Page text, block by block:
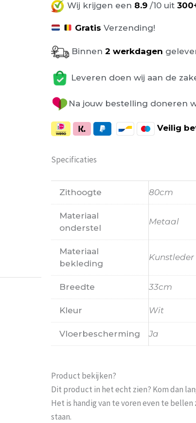
Probeer het nog sneller te laten
moeten wachten En pakketdienst
Zwijndrecht -21
Wij krijgen een 8.9 /10 uit
Gratis Verzending!
Binnen 2 werkdagen
Leveren doen wij aan de
Na jouw bestelling doneren
Veilig
Specificaties
Zithoogte 80cm
Materiaal
onderstel
Metaal
Materiaal
bekleding
Kunstleder
Breedte 33cm
Kleur Wit
Vloerbescherming Ja
Product bekijken?
Dit product in het echt zien? Kom dan
Het is handig van te voren even te
staan.